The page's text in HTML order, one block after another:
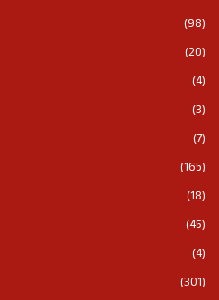
(98)
(20)
(4)
(3)
(7)
(165)
(18)
(45)
(4)
(301)